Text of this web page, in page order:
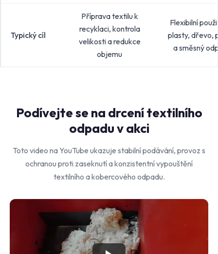
Typický cíl
Příprava textilu k
recyklaci, kontrola
velikosti a redukce
objemu
Flexibilní
plasty, dřevo,
a směsný
Podívejte se na drcení textilního
odpadu v akci
Toto video na YouTube ukazuje stabilní podávání, provoz s
ochranou proti zaseknutí a konzistentní vypouštění
textilního a kobercového odpadu.